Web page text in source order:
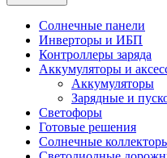
Солнечные панели
Инверторы и ИБП
Контроллеры заряда
Аккумуляторы и
Аккумуляторы
Зарядные и
Светофоры
Готовые решения
Солнечные